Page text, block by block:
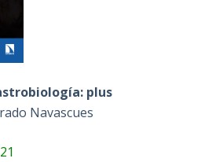
plus
Navascues